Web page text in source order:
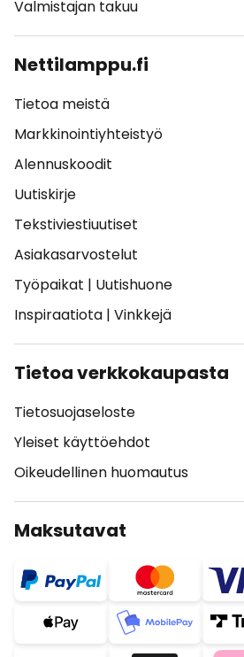
Valmistajan takuu
Nettilamppu.fi
Tietoa meistä
Markkinointiyhteistyö
Alennuskoodit
Uutiskirje
Tekstiviestiuutiset
Asiakasarvostelut
Työpaikat | Uutishuone
Inspiraatiota | Vinkkejä
Tietoa verkkokaupasta
Tietosuojaseloste
Yleiset käyttöehdot
Oikeudellinen huomautus
Maksutavat